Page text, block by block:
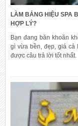
LÀM BẢNG HIỆU SPA
HỢP LÝ?
Bạn đang băn khoăn
gì vừa bền, đẹp, giá cả
được câu trả lời tốt nhất.